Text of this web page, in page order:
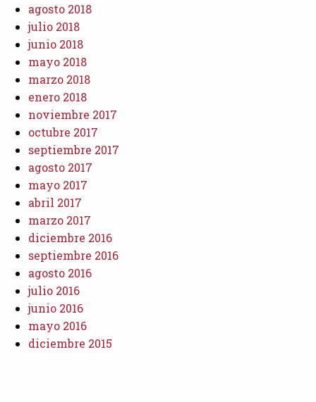
agosto 2018
julio 2018
junio 2018
mayo 2018
marzo 2018
enero 2018
noviembre 2017
octubre 2017
septiembre 2017
agosto 2017
mayo 2017
abril 2017
marzo 2017
diciembre 2016
septiembre 2016
agosto 2016
julio 2016
junio 2016
mayo 2016
diciembre 2015